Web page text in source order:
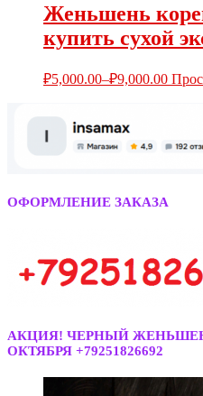
Женьшень
купить сухой
₽5,000.00–₽9,000.00
ОФОРМЛЕНИЕ ЗАКАЗА
АКЦИЯ! ЧЕРНЫЙ
ОКТЯБРЯ +79251826692